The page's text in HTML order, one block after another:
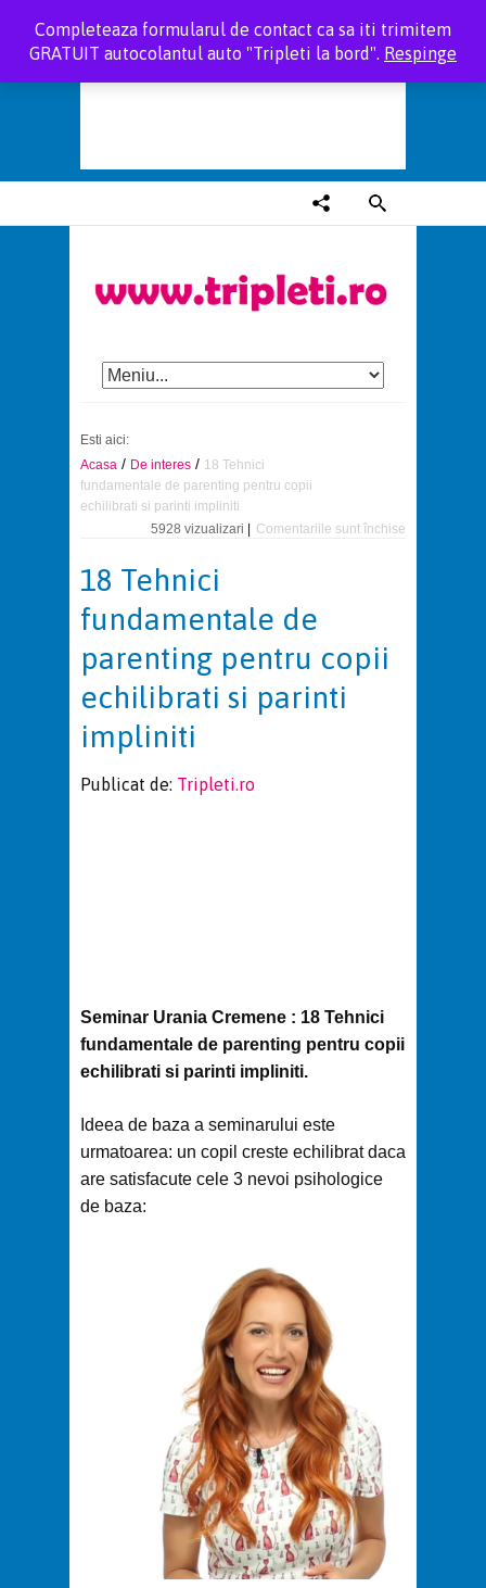
Esti aici:
Acasa / De interes / 18 Tehnici
fundamentale de parenting pentru copii
echilibrati si parinti impliniti
5928 vizualizari | Comentariile sunt închise
18 Tehnici
fundamentale de
parenting pentru copii
echilibrati si parinti
impliniti
Publicat de: Tripleti.ro
Seminar Urania Cremene : 18 Tehnici
fundamentale de parenting pentru copii
echilibrati si parinti impliniti.
Ideea de baza a seminarului este
urmatoarea: un copil creste echilibrat daca
are satisfacute cele 3 nevoi psihologice
de baza:
Completeaza formularul de contact ca sa iti trimitem
GRATUIT autocolantul auto "Tripleti la bord". Respinge